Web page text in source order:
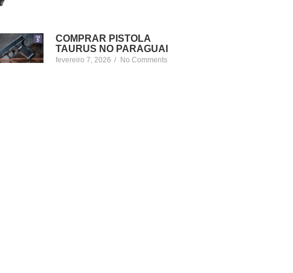
COMPRAR PISTOLA
TAURUS NO PARAGUAI
fevereiro 7, 2026 / No Comments